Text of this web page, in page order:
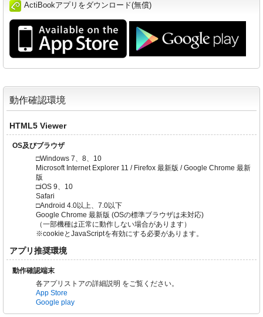
ActiBookアプリをダウンロード(無償)
動作確認環境
HTML5 Viewer
OS及びブラウザ
□Windows 7、8、10
Microsoft Internet Explorer 11 / Firefox 最新版 / Google Chrome 最新
版
□iOS 9、10
Safari
□Android 4.0以上、7.0以下
Google Chrome 最新版 (OSの標準ブラウザは未対応)
（一部機種は正常に動作しない場合があります）
※cookieとJavaScriptを有効にする必要があります。
アプリ推奨環境
動作確認端末
各アプリストアの詳細説明 をご覧ください。
App Store
Google play